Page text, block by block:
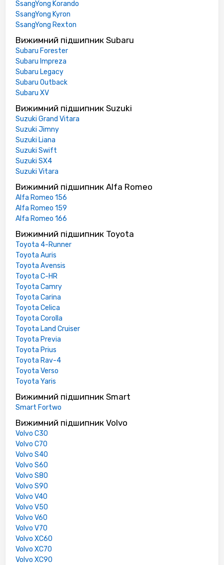
SsangYong Korando
SsangYong Kyron
SsangYong Rexton
Вижимний підшипник Subaru
Subaru Forester
Subaru Impreza
Subaru Legacy
Subaru Outback
Subaru XV
Вижимний підшипник Suzuki
Suzuki Grand Vitara
Suzuki Jimny
Suzuki Liana
Suzuki Swift
Suzuki SX4
Suzuki Vitara
Вижимний підшипник Alfa Romeo
Alfa Romeo 156
Alfa Romeo 159
Alfa Romeo 166
Вижимний підшипник Toyota
Toyota 4-Runner
Toyota Auris
Toyota Avensis
Toyota C-HR
Toyota Camry
Toyota Carina
Toyota Celica
Toyota Corolla
Toyota Land Cruiser
Toyota Previa
Toyota Prius
Toyota Rav-4
Toyota Verso
Toyota Yaris
Вижимний підшипник Smart
Smart Fortwo
Вижимний підшипник Volvo
Volvo C30
Volvo C70
Volvo S40
Volvo S60
Volvo S80
Volvo S90
Volvo V40
Volvo V50
Volvo V60
Volvo V70
Volvo XC60
Volvo XC70
Volvo XC90